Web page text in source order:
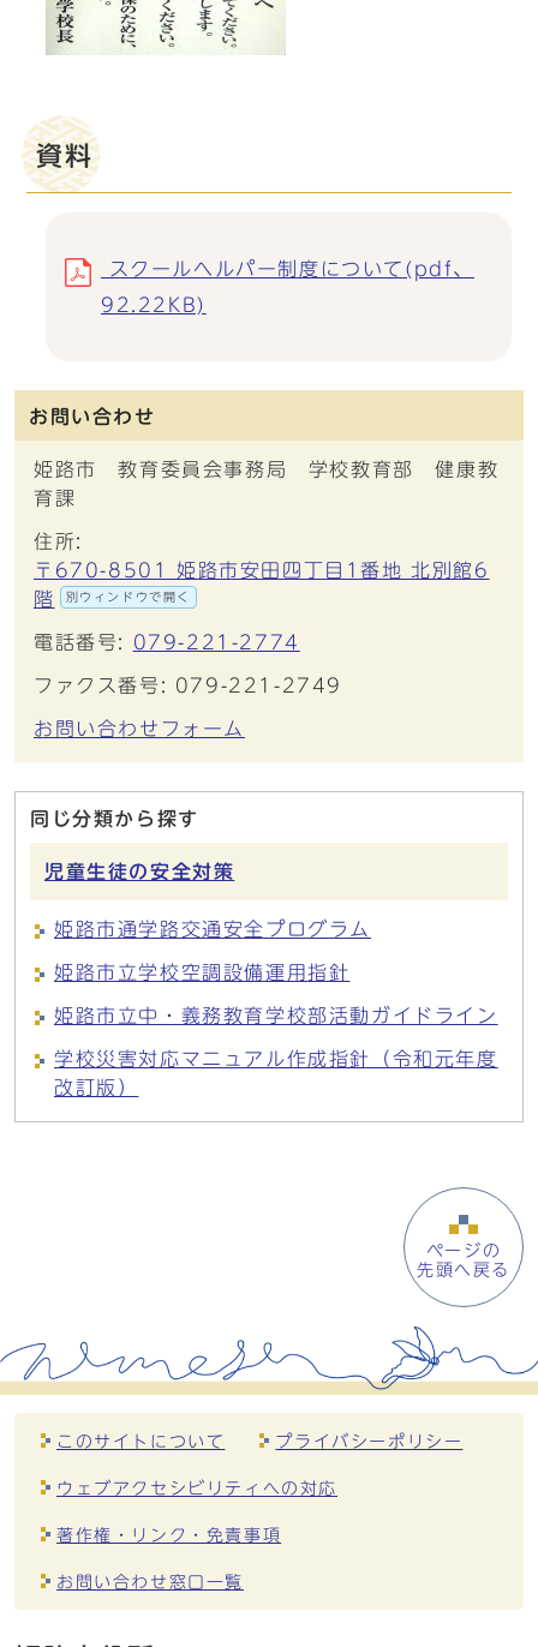
資料
スクールヘルパー制度について(pdf、
92.22KB)
お問い合わせ
姫路市 教育委員会事務局 学校教育部 健康教
育課
住所:
〒670-8501 姫路市安田四丁目1番地 北別館6
階
別ウィンドウで開く
電話番号: 079-221-2774
ファクス番号: 079-221-2749
お問い合わせフォーム
同じ分類から探す
児童生徒の安全対策
姫路市通学路交通安全プログラム
姫路市立学校空調設備運用指針
姫路市立中・義務教育学校部活動ガイドライン
学校災害対応マニュアル作成指針（令和元年度
改訂版）
ページの
先頭へ戻る
このサイトについて プライバシーポリシー
ウェブアクセシビリティへの対応
著作権・リンク・免責事項
お問い合わせ窓口一覧